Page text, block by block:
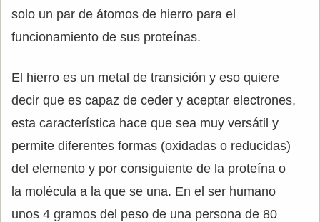
solo un par de átomos de hierro para el
funcionamiento de sus proteínas.
El hierro es un metal de transición y eso quiere
decir que es capaz de ceder y aceptar electrones,
esta característica hace que sea muy versátil y
permite diferentes formas (oxidadas o reducidas)
del elemento y por consiguiente de la proteína o
la molécula a la que se una. En el ser humano
unos 4 gramos del peso de una persona de 80